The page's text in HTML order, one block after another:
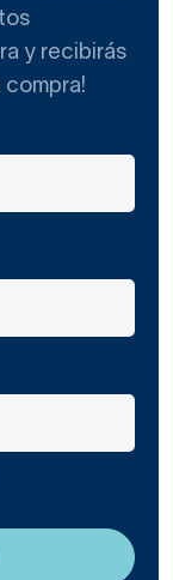
y recibirás